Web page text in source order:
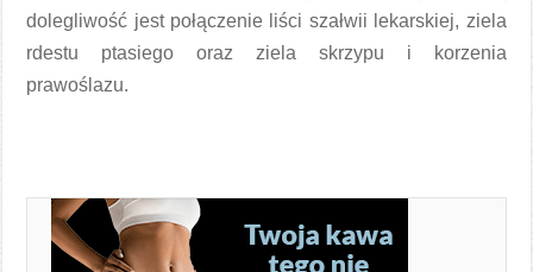
dolegliwość jest połączenie liści szałwii lekarskiej, ziela
rdestu ptasiego oraz ziela skrzypu i korzenia
prawoślazu.